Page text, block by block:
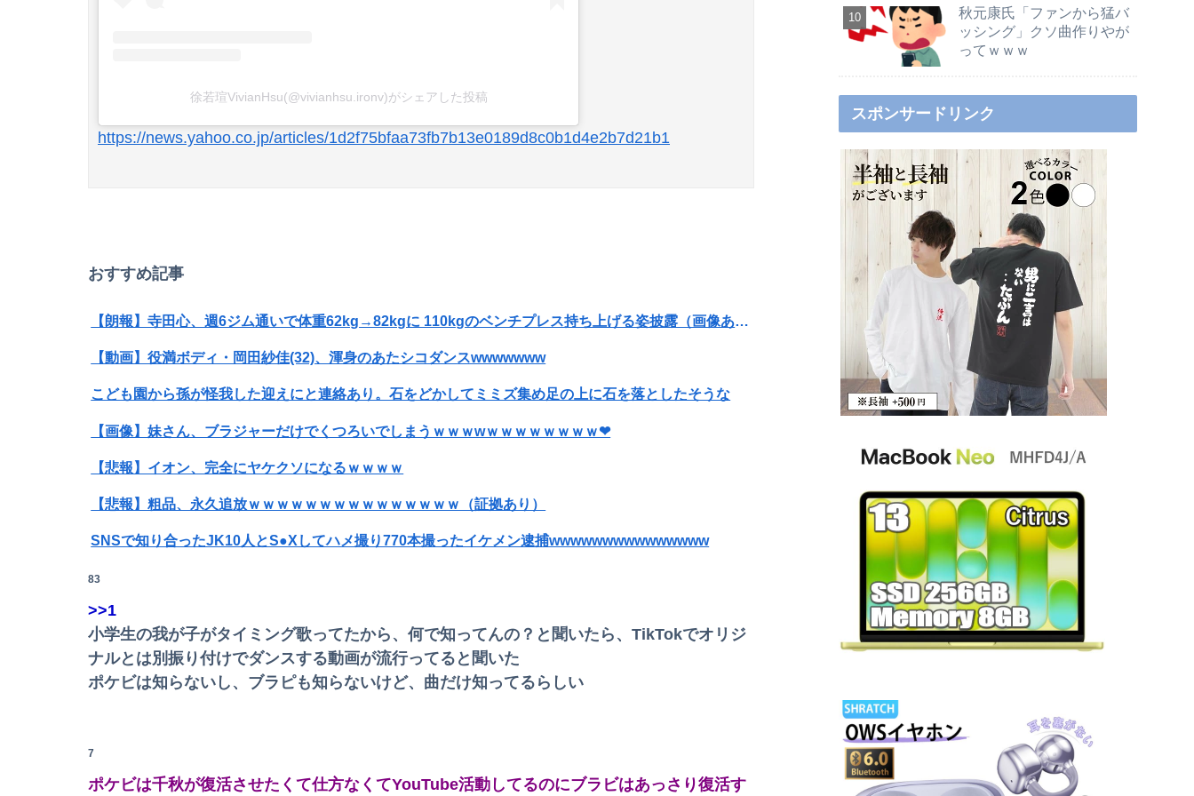
徐若瑄VivianHsu(@vivianhsu.ironv)がシェアした投稿
https://news.yahoo.co.jp/articles/1d2f75bfaa73fb7b13e0189d8c0b1d4e2b7d21b1
おすすめ記事
【朗報】寺田心、週6ジム通いで体重62kg→82kgに 110kgのベンチプレス持ち上げる姿披露（画像あり）
【動画】役満ボディ・岡田紗佳(32)、渾身のあたシコダンスwwwwwww
こども園から孫が怪我した迎えにと連絡あり。石をどかしてミミズ集め足の上に石を落としたそうな
【画像】妹さん、ブラジャーだけでくつろいでしまうｗｗｗwｗｗｗｗｗｗｗｗ❤
【悲報】イオン、完全にヤケクソになるｗｗｗｗ
【悲報】粗品、永久追放ｗｗｗｗｗｗｗｗｗｗｗｗｗｗｗ（証拠あり）
SNSで知り合ったJK10人とS●Xしてハメ撮り770本撮ったイケメン逮捕wwwwwwwwwwwwwww
【衝撃】34歳ニート、『エロ漫画』で人生逆転
【悲報】楽天モバイルさんww9月末に人権を失う模様wwwww
【悲報】女性配信者「アスペの検査してみた…みんなこれわかるの？」
【動画】甲子園の女性審判、大誤審で炎上
【悲報】女性「男への最大ダメージはこれ」←お前ら耐えられる？
83
>>1
小学生の我が子がタイミング歌ってたから、何で知ってんの？と聞いたら、TikTokでオリジ
ナルとは別振り付けでダンスする動画が流行ってると聞いた
ポケビは知らないし、ブラピも知らないけど、曲だけ知ってるらしい
7
ポケビは千秋が復活させたくて仕方なくてYouTube活動してるのにブラビはあっさり復活す
秋元康氏「ファンから猛バ
ッシング」クソ曲作りやが
ってｗｗｗ
スポンサードリンク